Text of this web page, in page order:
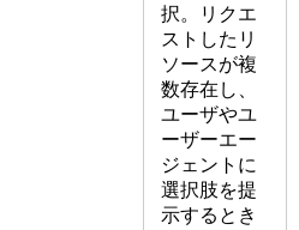
択。リクエ
ストしたリ
ソースが複
数存在し、
ユーザやユ
ーザーエー
ジェントに
選択肢を提
示するとき